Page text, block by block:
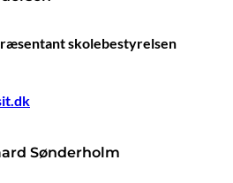
skolebestyrelsen
Sønderholm